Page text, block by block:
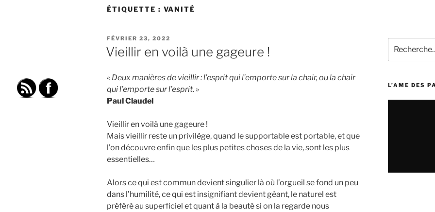
ÉTIQUETTE : VANITÉ
PUBLIÉ
LE
FÉVRIER 23, 2022
Vieillir en voilà une gageure !
« Deux manières de vieillir : l’esprit qui l’emporte sur la chair, ou la chair
qui l’emporte sur l’esprit. »
Paul Claudel
Vieillir en voilà une gageure !
Mais vieillir reste un privilège, quand le supportable est portable, et que
l’on découvre enfin que les plus petites choses de la vie, sont les plus
essentielles…
Alors ce qui est commun devient singulier là où l’orgueil se fond un peu
dans l’humilité, ce qui est insignifiant devient géant, le naturel est
préféré au superficiel et quant à la beauté si on la regarde nous
pour
:
L’AME DES